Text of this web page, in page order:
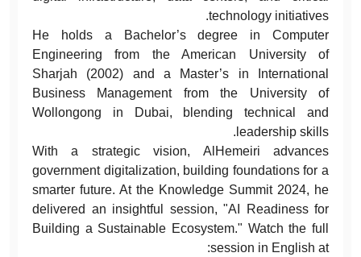
technology initiatives.
He holds a Bachelor’s degree in Computer
Engineering from the American University of
Sharjah (2002) and a Master’s in International
Business Management from the University of
Wollongong in Dubai, blending technical and
leadership skills.
With a strategic vision, AlHemeiri advances
government digitalization, building foundations for a
smarter future. At the Knowledge Summit 2024, he
delivered an insightful session, "AI Readiness for
Building a Sustainable Ecosystem." Watch the full
session in English at: